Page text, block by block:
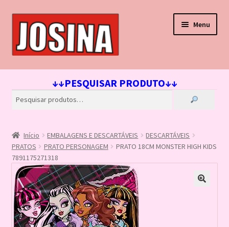
Pular
para
navegação
Pular
para
conteúdo
Menu
Início
Carrinho
Lista de Desejos
Loja
Minha conta
↓↓PESQUISAR PRODUTO↓↓
Início EMBALAGENS E DESCARTÁVEIS
DESCARTÁVEIS
PRATOS
PRATO PERSONAGEM
PRATO 18CM MONSTER HIGH KIDS
7891175271318